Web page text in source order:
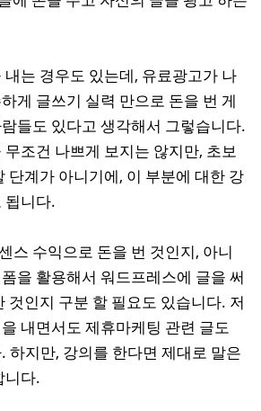
는 경우도 있는데, 유료광고가 나
게 글쓰기 실력 만으로 돈을 번 게
들도 있다고 생각해서 그렇습니다.
조건 나쁘게 보지는 않지만, 초보
단계가 아니기에, 이 부분에 대한 강
됩니다.
스 수익으로 돈을 번 것인지, 아니
을 활용해서 워드프레스에 글을 써
것인지 구분 할 필요도 있습니다. 저
내면서도 제휴마케팅 관련 글도
하지만, 강의를 한다면 제대로 말은
니다.